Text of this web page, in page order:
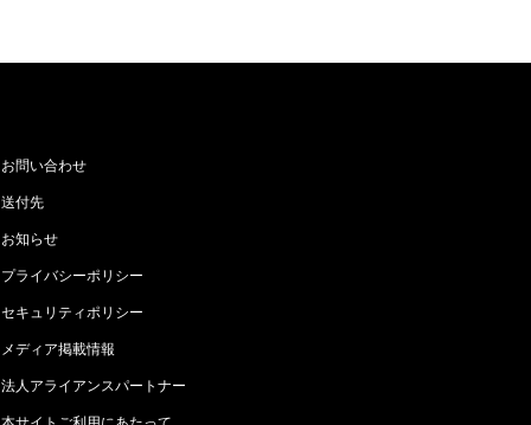
お問い合わせ
送付先
お知らせ
プライバシーポリシー
セキュリティポリシー
メディア掲載情報
法人アライアンスパートナー